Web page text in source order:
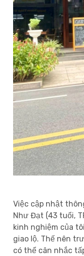
Chị Linh,
Việc cập nhật
Như Đạt (43 tuổi,
kinh nghiệm của
giao lộ. Thế nên
có thể cân nhắc